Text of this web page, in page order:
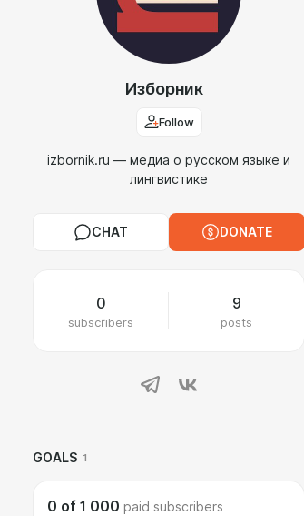
Изборник
Follow
izbornik.ru — медиа о русском языке и
лингвистике
CHAT DONATE
0
subscribers
9
posts
GOALS 1
0 of 1 000 paid subscribers